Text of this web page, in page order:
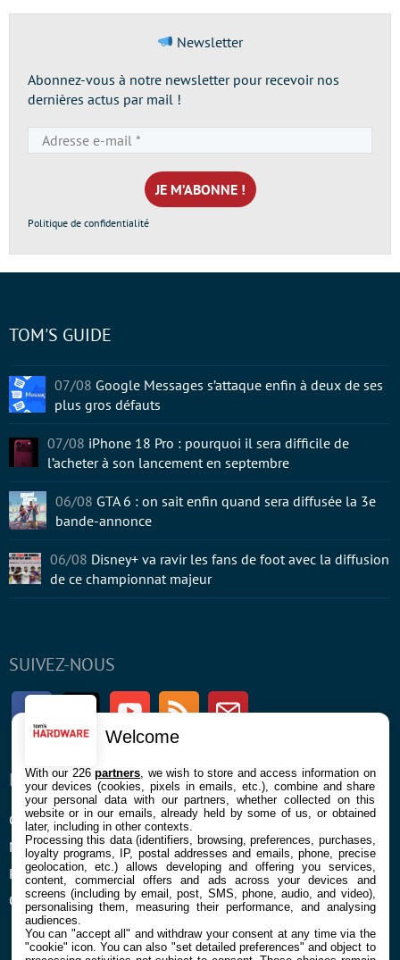
Newsletter
Abonnez-vous à notre newsletter pour recevoir nos
dernières actus par mail !
e-
mail
*
Politique de confidentialité
SUIVEZ-NOUS
FacebookTwitter Youtube RSS Newsletter
ENTREPRISE
Confidentialité et Cookies
Mentions légales et CGU
Préférences Cookies
Qui sommes nous
À PROPOS
Contact
TOM'S GUIDE
07/08 Google Messages s’attaque enfin à deux de ses
plus gros défauts
07/08 iPhone 18 Pro : pourquoi il sera difficile de
l’acheter à son lancement en septembre
06/08 GTA 6 : on sait enfin quand sera diffusée la 3e
bande-annonce
06/08 Disney+ va ravir les fans de foot avec la diffusion
de ce championnat majeur
Welcome
With our 226partners , we wish to store and access information on
your devices (cookies, pixels in emails, etc.), combine and share
your personal data with our partners, whether collected on this
website or in our emails, already held by some of us, or obtained
later, including in other contexts.
Processing this data (identifiers, browsing, preferences, purchases,
loyalty programs, IP, postal addresses and emails, phone, precise
geolocation, etc.) allows developing and offering you services,
content, commercial offers and ads across your devices and
screens (including by email, post, SMS, phone, audio, and video),
personalising them, measuring their performance, and analysing
audiences.
You can "accept all" and withdraw your consent at any time via the
"cookie" icon. You can also "set detailed preferences" and object to